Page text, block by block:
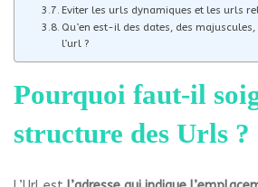
Eviter les urls dynamiques et les urls
Qu’en est-il des dates, des
l’url ?
Pourquoi faut-il
structure des Urls ?